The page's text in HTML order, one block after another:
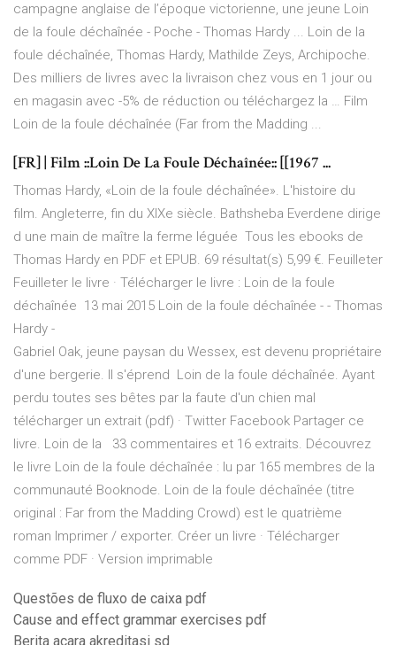
campagne anglaise de l’époque victorienne, une jeune Loin
de la foule déchaînée - Poche - Thomas Hardy ... Loin de la
foule déchaînée, Thomas Hardy, Mathilde Zeys, Archipoche.
Des milliers de livres avec la livraison chez vous en 1 jour ou
en magasin avec -5% de réduction ou téléchargez la … Film
Loin de la foule déchaînée (Far from the Madding ...
[FR] | Film ::Loin De La Foule Déchaînée:: [[1967 ...
Thomas Hardy, «Loin de la foule déchaînée». L'histoire du
film. Angleterre, fin du XIXe siècle. Bathsheba Everdene dirige
d une main de maître la ferme léguée Tous les ebooks de
Thomas Hardy en PDF et EPUB. 69 résultat(s) 5,99 €. Feuilleter
Feuilleter le livre · Télécharger le livre : Loin de la foule
déchaînée 13 mai 2015 Loin de la foule déchaînée - - Thomas
Hardy -
Gabriel Oak, jeune paysan du Wessex, est devenu propriétaire
d'une bergerie. Il s'éprend Loin de la foule déchaînée. Ayant
perdu toutes ses bêtes par la faute d'un chien mal
télécharger un extrait (pdf) · Twitter Facebook Partager ce
livre. Loin de la 33 commentaires et 16 extraits. Découvrez
le livre Loin de la foule déchaînée : lu par 165 membres de la
communauté Booknode. Loin de la foule déchaînée (titre
original : Far from the Madding Crowd) est le quatrième
roman Imprimer / exporter. Créer un livre · Télécharger
comme PDF · Version imprimable
Questões de fluxo de caixa pdf
Cause and effect grammar exercises pdf
Berita acara akreditasi sd